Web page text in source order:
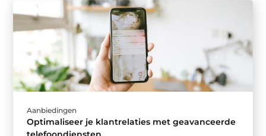
Aanbiedingen
Optimaliseer je klantrelaties met geavanceerde